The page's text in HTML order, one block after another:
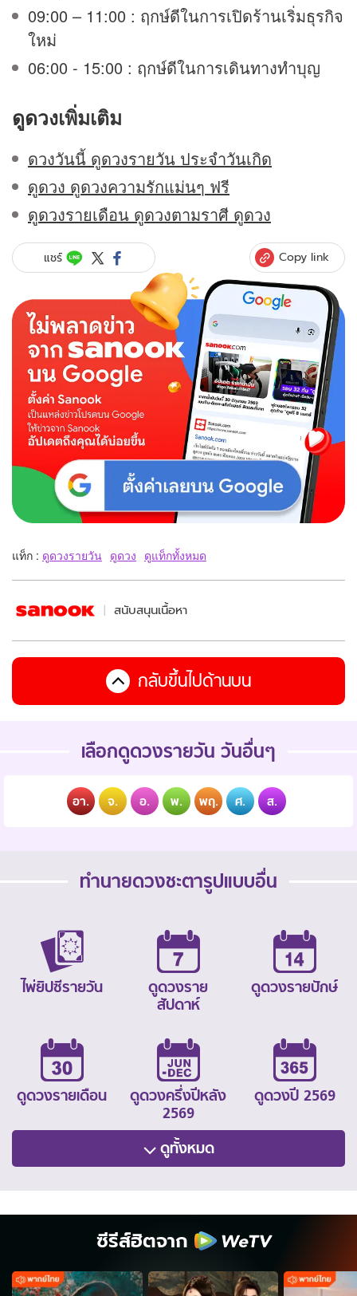
09:00 – 11:00 : ฤกษ์ดีในการเปิดร้านเริ่มธุรกิจ
ใหม่
06:00 - 15:00 : ฤกษ์ดีในการเดินทางทำบุญ
ดูดวงเพิ่มเติม
ดวงวันนี้ ดูดวงรายวัน ประจำวันเกิด
ดูดวง ดูดวงความรักแม่นๆ ฟรี
ดูดวงรายเดือน ดูดวงตามราศี ดูดวง
แชร์ Copy link
แท็ก : ดูดวงรายวัน ดูดวง ดูแท็กทั้งหมด
สนับสนุนเนื้อหา
กลับขึ้นไปด้านบน
เลือกดูดวงรายวัน วันอื่นๆ
อา. จ. อ. พ. พฤ. ศ. ส.
ทำนายดวงชะตารูปแบบอื่น
ไพ่ยิปซีรายวัน
ดูดวงราย
สัปดาห์
ดูดวงรายปักษ์
ดูดวงรายเดือน
ดูดวงครึ่งปีหลัง
2569
ดูดวงปี 2569
ดูทั้งหมด
ซีรีส์ฮิตจาก